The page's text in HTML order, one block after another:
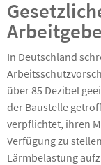
In Deutschland
über 85 Dezibel
der Baustelle
verpflichtet, ihren
Verfügung zu
Lärmbelastung